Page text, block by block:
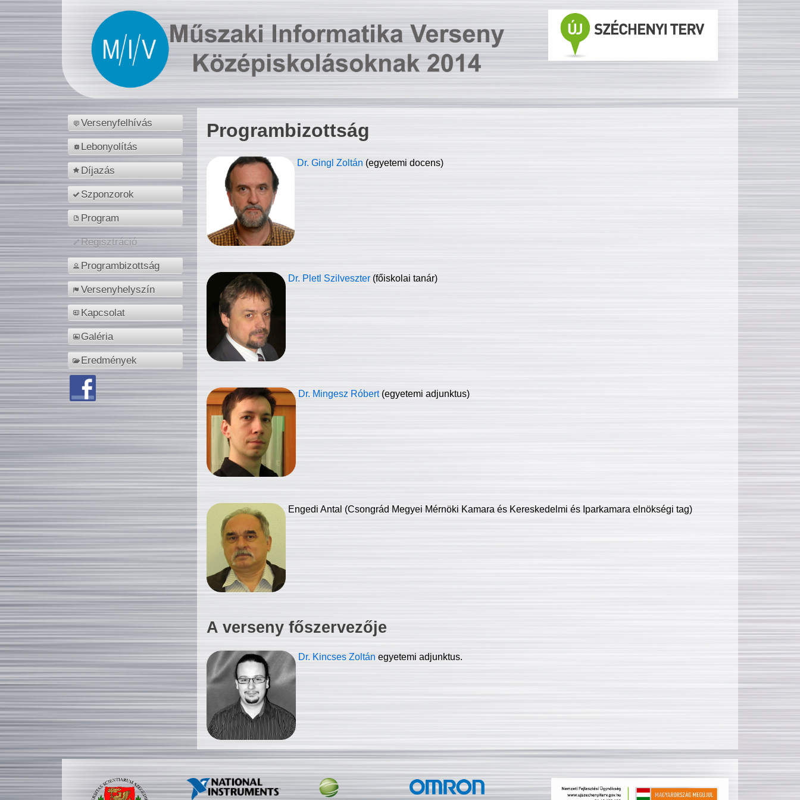
Versenyfelhívás
Lebonyolítás
Díjazás
Szponzorok
Program
Regisztráció
Programbizottság
Versenyhelyszín
Kapcsolat
Galéria
Eredmények
Programbizottság
Dr. Gingl Zoltán (egyetemi docens)
Dr. Pletl Szilveszter (főiskolai tanár)
Dr. Mingesz Róbert (egyetemi adjunktus)
Engedi Antal (Csongrád Megyei Mérnöki Kamara és Kereskedelmi és Iparkamara elnökségi tag)
A verseny főszervezője
Dr. Kincses Zoltán egyetemi adjunktus.